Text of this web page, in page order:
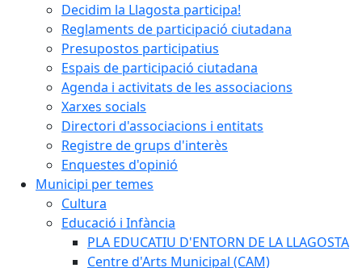
Decidim la Llagosta participa!
Reglaments de participació ciutadana
Presupostos participatius
Espais de participació ciutadana
Agenda i activitats de les associacions
Xarxes socials
Directori d'associacions i entitats
Registre de grups d'interès
Enquestes d'opinió
Municipi per temes
Cultura
Educació i Infància
PLA EDUCATIU D'ENTORN DE LA LLAGOSTA
Centre d'Arts Municipal (CAM)